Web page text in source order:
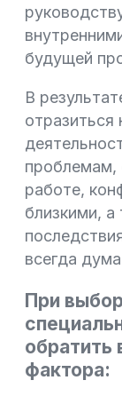
будущей
В
отразиться
проблемам,
работе,
близкими,
всегда
При
обратить
фактора: